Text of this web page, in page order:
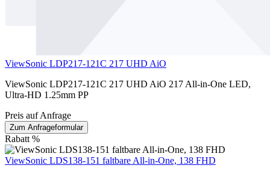
ViewSonic LDP217-121C 217 UHD AiO
ViewSonic LDP217-121C 217 UHD AiO 217 All-in-One LED,
Ultra-HD 1.25mm PP
Preis auf Anfrage
Zum Anfrageformular
Rabatt %
ViewSonic LDS138-151 faltbare All-in-One, 138 FHD